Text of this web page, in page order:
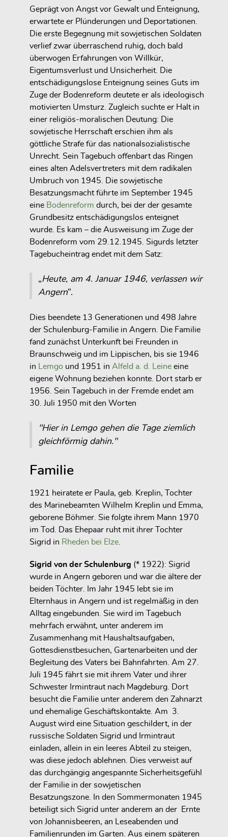
Geprägt von Angst vor Gewalt und Enteignung,
erwartete er Plünderungen und Deportationen.
Die erste Begegnung mit sowjetischen Soldaten
verlief zwar überraschend ruhig, doch bald
überwogen Erfahrungen von Willkür,
Eigentumsverlust und Unsicherheit. Die
entschädigungslose Enteignung seines Guts im
Zuge der Bodenreform deutete er als ideologisch
motivierten Umsturz. Zugleich suchte er Halt in
einer religiös-moralischen Deutung: Die
sowjetische Herrschaft erschien ihm als
göttliche Strafe für das nationalsozialistische
Unrecht. Sein Tagebuch offenbart das Ringen
eines alten Adelsvertreters mit dem radikalen
Umbruch von 1945. Die sowjetische
Besatzungsmacht führte im September 1945
eine Bodenreform durch, bei der der gesamte
Grundbesitz entschädigungslos enteignet
wurde. Es kam – die Ausweisung im Zuge der
Bodenreform vom 29.12.1945. Sigurds letzter
Tagebucheintrag endet mit dem Satz:
„Heute, am 4. Januar 1946, verlassen wir
Angern“.
Dies beendete 13 Generationen und 498 Jahre
der Schulenburg-Familie in Angern. Die Familie
fand zunächst Unterkunft bei Freunden in
Braunschweig und im Lippischen, bis sie 1946
in
Lemgo und 1951 in Alfeld a. d. Leine eine
eigene Wohnung beziehen konnte. Dort starb er
1956. Sein Tagebuch in der Fremde endet am
30. Juli 1950 mit den Worten
"Hier in Lemgo gehen die Tage ziemlich
gleichför­mig dahin."
Familie
1921 heiratete er Paula, geb. Kreplin, Tochter
des Marinebeamten Wilhelm Kreplin und Emma,
geborene Böhmer. Sie folgte ihrem Mann 1970
im Tod. Das Ehepaar ruht mit ihrer Tochter
Sigrid in Rheden bei Elze
Sigrid von der Schulenburg (* 1922): Sigrid
wurde in Angern geboren und war die ältere der
beiden Töchter. Im Jahr 1945 lebt sie im
Elternhaus in Angern und ist regelmäßig in den
Alltag eingebunden. Sie wird im Tagebuch
mehrfach erwähnt, unter anderem im
Zusammenhang mit Haushaltsaufgaben,
Gottesdienstbesuchen, Gartenarbeiten und der
Begleitung des Vaters bei Bahnfahrten. Am 27.
Juli 1945 fährt sie mit ihrem Vater und ihrer
Schwester Irmintraut nach Magdeburg. Dort
besucht die Familie unter anderem den Zahnarzt
und ehemalige Geschäftskontakte. Am 3.
August wird eine Situation geschildert, in der
russische Soldaten Sigrid und Irmintraut
einladen, allein in ein leeres Abteil zu steigen,
was diese jedoch ablehnen. Dies verweist auf
das durchgängig angespannte Sicherheitsgefühl
der Familie in der sowjetischen
Besatzungszone. In den Sommermonaten 1945
beteiligt sich Sigrid unter anderem an der Ernte
von Johannisbeeren, an Leseabenden und
Familienrunden im Garten. Aus einem späteren